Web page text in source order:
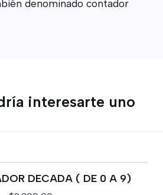
denominado contador
interesarte uno
DECADA ( DE 0 A 9)